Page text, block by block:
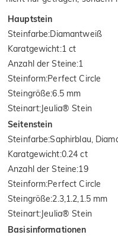
Hauptstein
Steinfarbe:Diamantweiß
Karatgewicht:1 ct
Anzahl der Steine:1
Steinform:Perfect Circle
Steingröße:6.5 mm
Steinart:Jeulia® Stein
Seitenstein
Steinfarbe:Saphirblau,
Karatgewicht:0.24 ct
Anzahl der Steine:19
Steinform:Perfect Circle
Steingröße:2.3,1.2,1.5 mm
Steinart:Jeulia® Stein
Basisinformationen